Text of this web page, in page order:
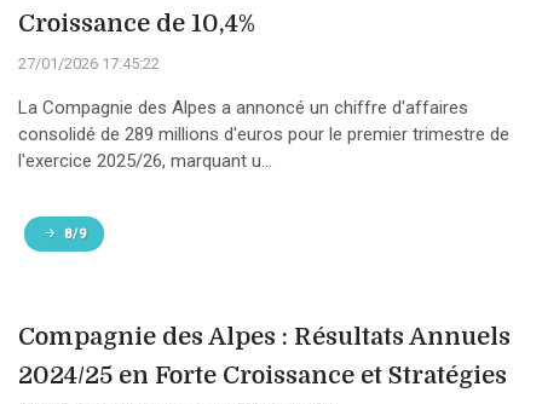
Croissance de 10,4%
27/01/2026 17:45:22
La Compagnie des Alpes a annoncé un chiffre d'affaires
consolidé de 289 millions d'euros pour le premier trimestre de
l'exercice 2025/26, marquant u...
8/9
Compagnie des Alpes : Résultats Annuels
2024/25 en Forte Croissance et Stratégies